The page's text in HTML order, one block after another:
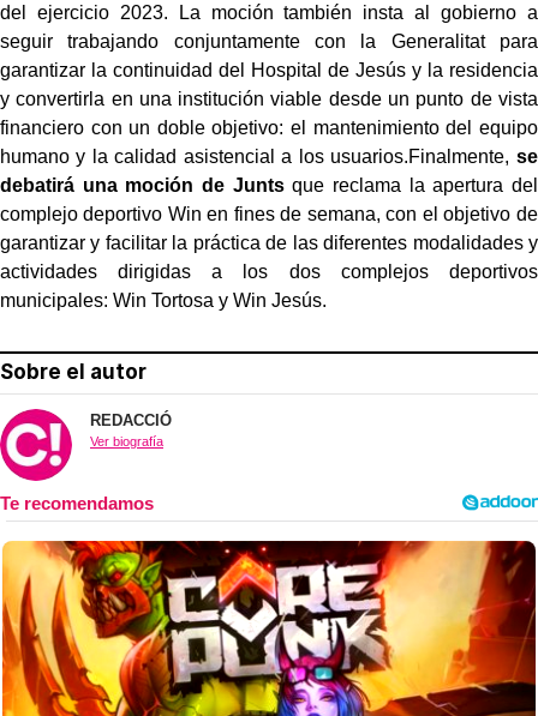
del ejercicio 2023. La moción también insta al gobierno a
seguir trabajando conjuntamente con la Generalitat para
garantizar la continuidad del Hospital de Jesús y la residencia
y convertirla en una institución viable desde un punto de vista
financiero con un doble objetivo: el mantenimiento del equipo
humano y la calidad asistencial a los usuarios.Finalmente, se
debatirá una moción de Juntsque reclama la apertura del
complejo deportivo Win en fines de semana, con el objetivo de
garantizar y facilitar la práctica de las diferentes modalidades y
actividades dirigidas a los dos complejos deportivos
municipales: Win Tortosa y Win Jesús.
Sobre el autor
REDACCIÓ
Ver biografía